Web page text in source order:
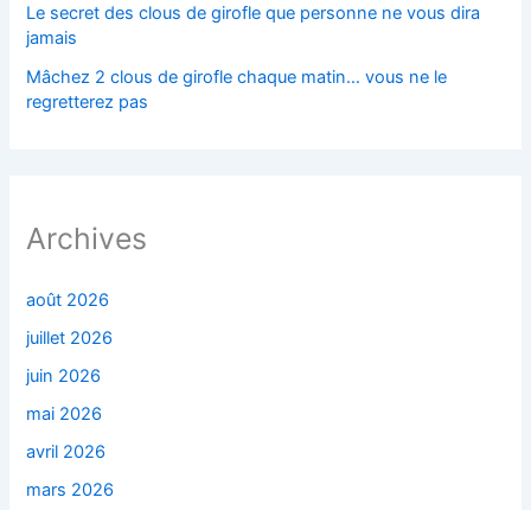
Le secret des clous de girofle que personne ne vous dira
jamais
Mâchez 2 clous de girofle chaque matin… vous ne le
regretterez pas
Archives
août 2026
juillet 2026
juin 2026
mai 2026
avril 2026
mars 2026